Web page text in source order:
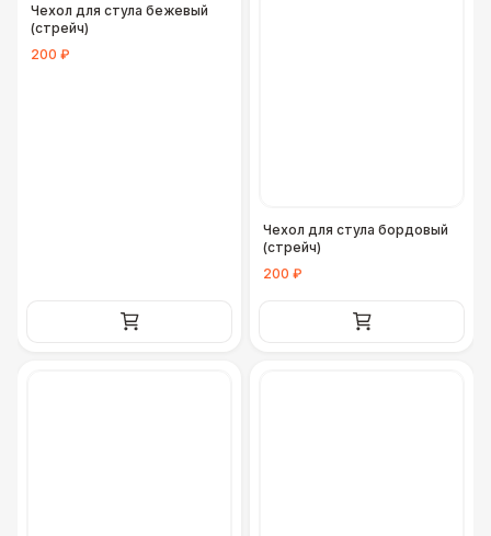
Чехол для стула бежевый
(стрейч)
200 ₽
Чехол для стула бордовый
(стрейч)
200 ₽